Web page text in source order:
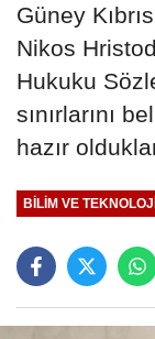
Güney
Nikos
Hukuku
sınırlarını
hazır
BILIM VE TEKNOLOJI